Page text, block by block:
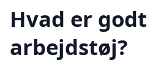
Hvad er godt
arbejdstøj?